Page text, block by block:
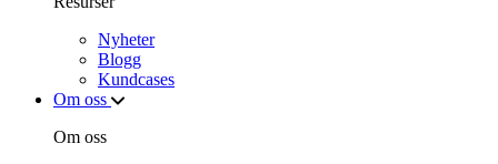
Nyheter
Blogg
Kundcases
Om oss
Om oss